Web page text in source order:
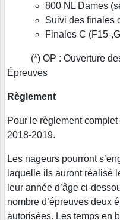
800 NL Dames
Suivi des finales
Finales C (F15-
(*) OP : Ouverture des
Épreuves
Règlement
Pour le règlement
2018-2019.
Les nageurs pourront
laquelle ils auront réalisé
leur année d’âge ci-
nombre d’épreuves deux
autorisées. Les temps en